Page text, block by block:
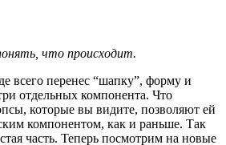
что происходит.
всего перенес “шапку”, форму и
отдельных компонента. Что
которые вы видите, позволяют ей
компонентом, как и раньше. Так
часть. Теперь посмотрим на новые